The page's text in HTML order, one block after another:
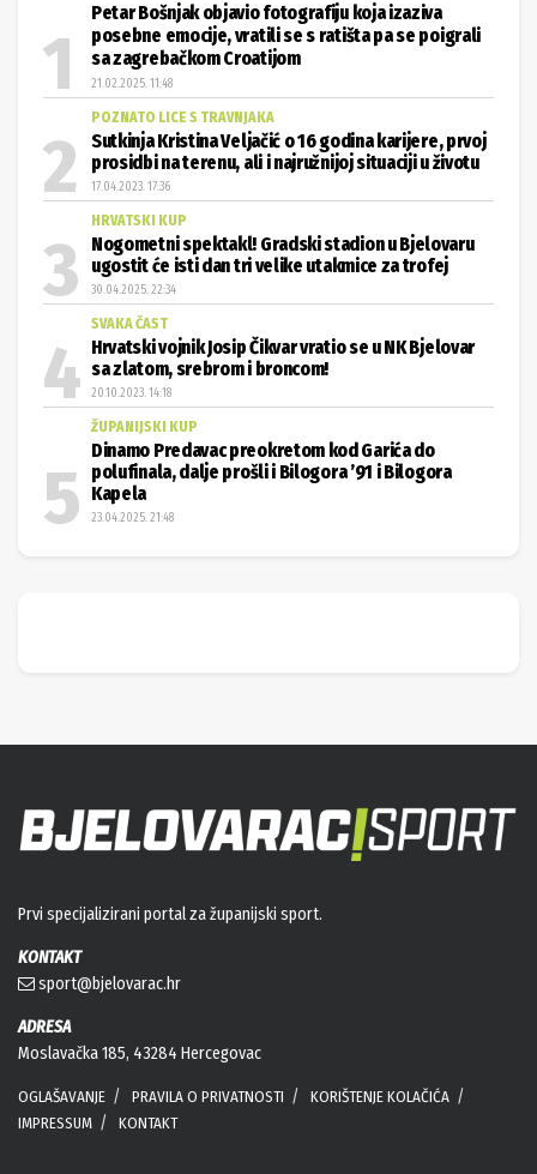
Petar Bošnjak objavio fotografiju koja izaziva
posebne emocije, vratili se s ratišta pa se poigrali
sa zagrebačkom Croatijom
21.02.2025. 11:48
POZNATO LICE S TRAVNJAKA
Sutkinja Kristina Veljačić o 16 godina karijere, prvoj
prosidbi na terenu, ali i najružnijoj situaciji u životu
17.04.2023. 17:36
HRVATSKI KUP
Nogometni spektakl! Gradski stadion u Bjelovaru
ugostit će isti dan tri velike utakmice za trofej
30.04.2025. 22:34
SVAKA ČAST
Hrvatski vojnik Josip Čikvar vratio se u NK Bjelovar
sa zlatom, srebrom i broncom!
20.10.2023. 14:18
ŽUPANIJSKI KUP
Dinamo Predavac preokretom kod Garića do
polufinala, dalje prošli i Bilogora ’91 i Bilogora
Kapela
23.04.2025. 21:48
Prvi specijalizirani portal za županijski sport.
KONTAKT
sport@bjelovarac.hr
ADRESA
Moslavačka 185, 43284 Hercegovac
OGLAŠAVANJE PRAVILA O PRIVATNOSTI
KORIŠTENJE KOLAČIĆA
IMPRESSUM
KONTAKT